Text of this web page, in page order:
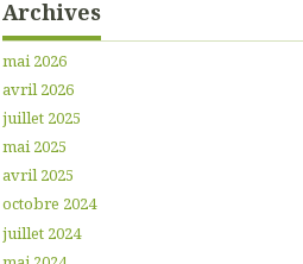
Archives
mai 2026
avril 2026
juillet 2025
mai 2025
avril 2025
octobre 2024
juillet 2024